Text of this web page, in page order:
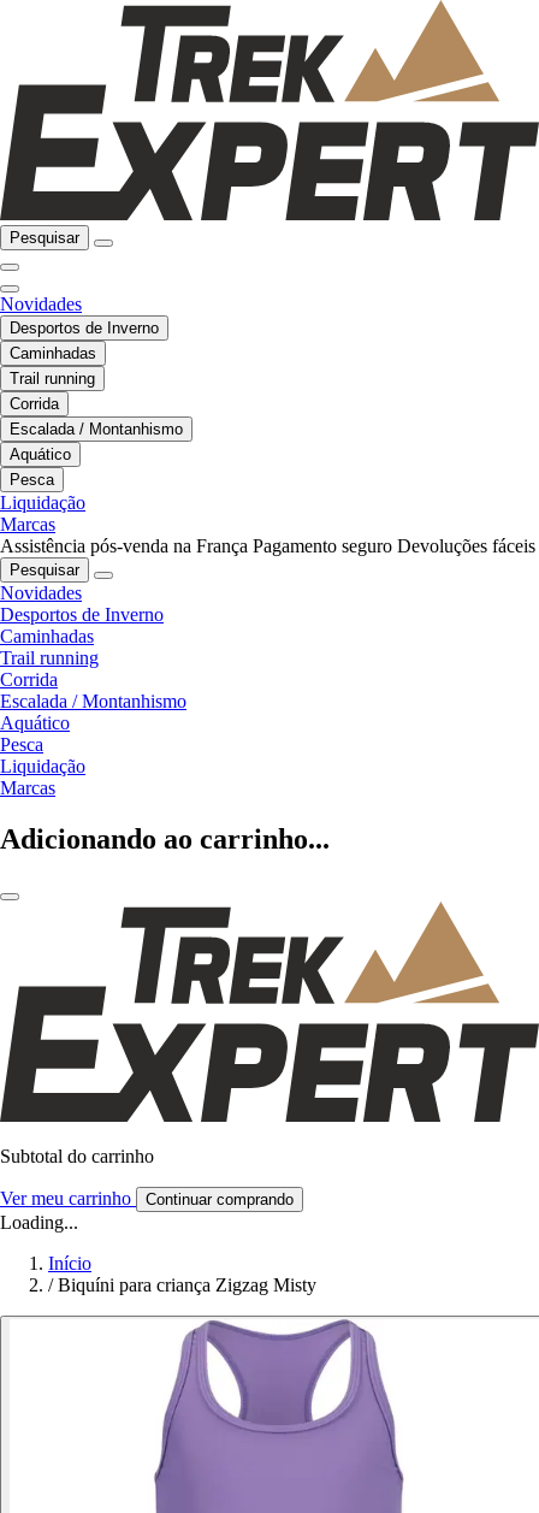
Pesquisar
Novidades
Desportos de Inverno
Caminhadas
Trail running
Corrida
Escalada / Montanhismo
Aquático
Pesca
Liquidação
Marcas
Assistência pós-venda na França Pagamento seguro Devoluções fáceis
Pesquisar
Novidades
Desportos de Inverno
Caminhadas
Trail running
Corrida
Escalada / Montanhismo
Aquático
Pesca
Liquidação
Marcas
Adicionando ao carrinho...
Subtotal do carrinho
Ver meu carrinho Continuar comprando
Loading...
Início
/ Biquíni para criança Zigzag Misty